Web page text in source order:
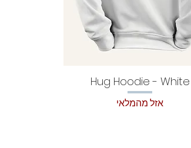
Hug Hoodie - White
אזל מהמלאי